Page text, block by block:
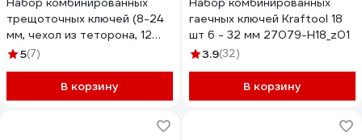
трещоточных ключей (8-24
мм, чехол из теторона, 12
предметов) KING TONY
5(7)
В корзину
гаечных ключей Kraftool 18
шт 6 - 32 мм 27079-H18_z01
3.9(32)
В корзину